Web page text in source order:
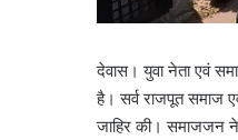
देवास। युवा नेता एवं
है। सर्व राजपूत समाज
जाहिर की। समाजजन ने